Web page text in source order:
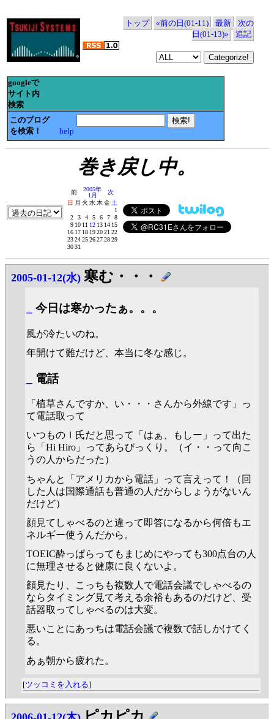
トップ «前の日(01-11) 最新
次の
日(01-13)»
追記
googleで
サイト内
検索
このブログ
を検索！
help
巻き戻し中。
前
2005年
1月
次
日 月 火 水木金土
1
2
3 4 5 6 7
8
9 10 11 12 13 14 15
16 17 18 19202122
23242526272829
3031
2005-01-12(水) 寒む・・・
今日は寒かったぁ。。。
風が冷たいのね。
年開けて難だけど、本当に冬な感じ。
電話
「植草さんですか、い・・・さんから外線です」っ
て電話取って
いつものＩ氏だと思って「はぁ、もしー」って出た
ら「Hi Hiro」ってあらびっくり。（イ・・って向こ
うの人からだった）
ちゃんと「アメリカから電話」って言えって！（回
した人は国際通話も普通の人だからしょうがないん
だけど）
顔見てしゃべるのと違って即答になるから何倍もエ
ネルギー使うんだから。
TOEIC酔っぱらってもまじめにやっても300点台の人
に無理させると健康に良くないよ。
顔見たり、こっちも複数人で電話会議でしゃべるの
ならタイミング見て考える余裕もあるのだけど、受
話器取ってしゃべるのは大変。
悪いことにあっちは電話会議で複数で話しかけてく
る。
あぁ朝から疲れた。
[ツッコミを入れる]
ピカピカ